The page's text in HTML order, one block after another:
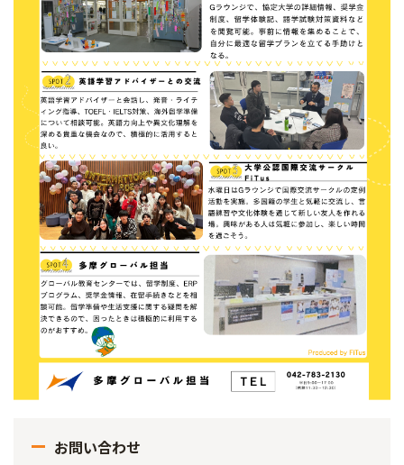
お問い合わせ